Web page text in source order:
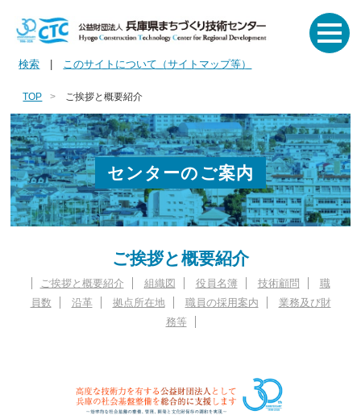
検索 このサイトについて（サイトマップ等）
TOP ご挨拶と概要紹介
センターのご案内
ご挨拶と概要紹介
ご挨拶と概要紹介 組織図 役員名簿 技術顧問
職
員数
沿革 拠点所在地 職員の採用案内
業務及び財
務等